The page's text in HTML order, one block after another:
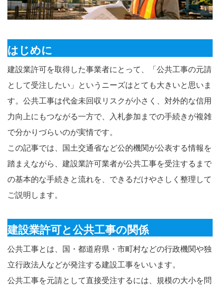
はじめに
建設業許可を取得した事業者にとって、「公共工事の元請
として受注したい」というニーズはとても大きいと思いま
す。公共工事は代金未回収リスクが小さく、対外的な信用
力向上にもつながる一方で、入札参加までの手続きが複雑
で分かりづらいのが実情です。
この記事では、国土交通省など公的機関が公表する情報を
踏まえながら、建設業許可業者が公共工事を受注するまで
の基本的な手続きと流れを、できるだけやさしく整理して
ご説明します。
建設業許可と公共工事の関係
公共工事とは、国・都道府県・市町村などの行政機関や独
立行政法人などが発注する建設工事をいいます。
公共工事を元請として直接受注するには、規模の大小を問